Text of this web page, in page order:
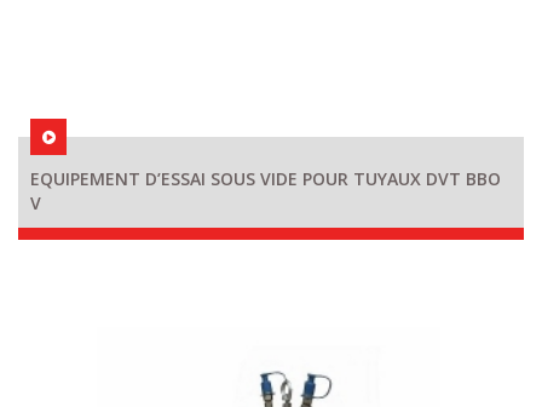
EQUIPEMENT D’ESSAI SOUS VIDE POUR TUYAUX DVT BBO
V